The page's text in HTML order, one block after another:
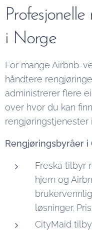
i Norge
For mange Airbnb-
håndtere
administrerer flere
over hvor du kan
Rengjøringsbyråer i
Freska tilbyr
hjem og
løsninger.
CityMaid